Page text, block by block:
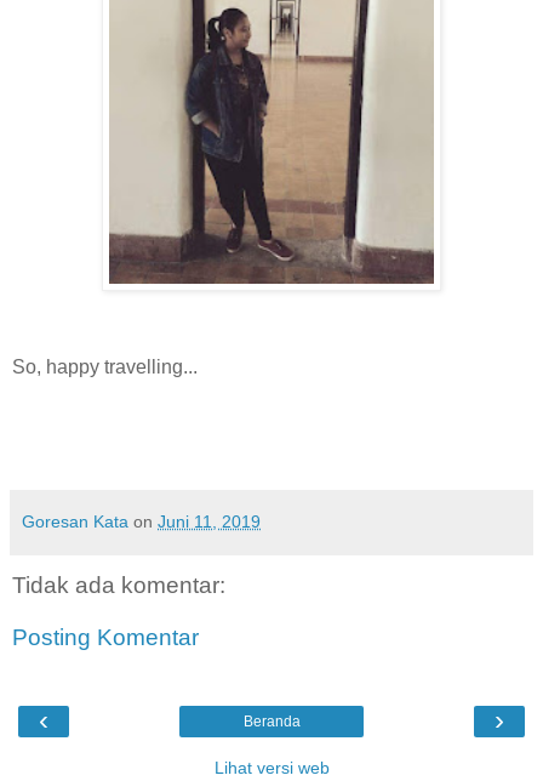
So, happy travelling...
Goresan Kata on Juni 11, 2019
Tidak ada komentar:
Posting Komentar
‹ ›
Beranda
Lihat versi web